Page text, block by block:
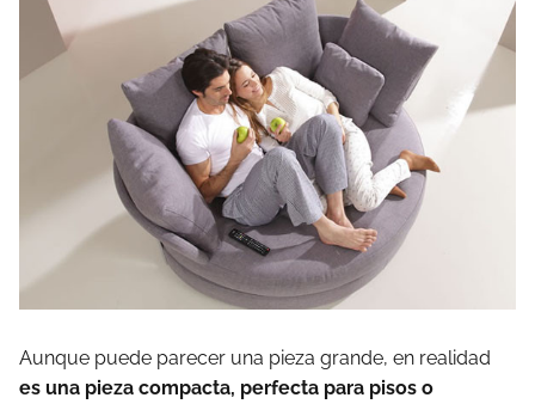
Aunque puede parecer una pieza grande, en realidad
es una pieza compacta, perfecta para pisos o